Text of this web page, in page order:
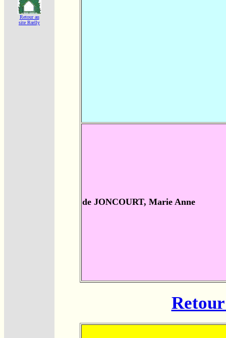
Retour au
site Rœlly
de JONCOURT, Marie Anne